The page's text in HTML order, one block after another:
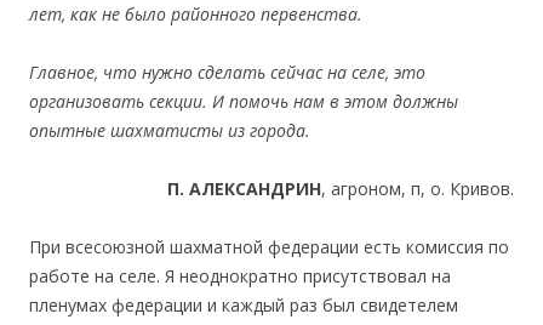
лет, как не было районного первенства.
Главное, что нужно сделать сейчас на селе, это
организовать секции. И помочь нам в этом должны
опытные шахматисты из города.
П. АЛЕКСАНДРИН, агроном, п, о. Кривов.
При всесоюзной шахматной федерации есть комиссия по
работе на селе. Я неоднократно присутствовал на
пленумах федерации и каждый раз был свидетелем